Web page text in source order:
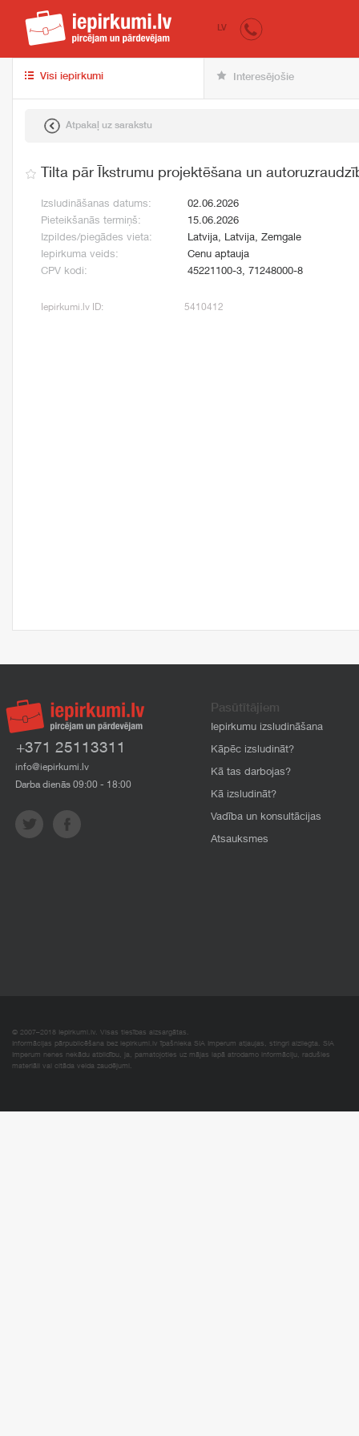
iepirkumi.lv
LV
Visi iepirkumi Interesējošie
Atpakaļ uz sarakstu
Tilta pār Īkstrumu projektēšana un
Izsludināšanas datums:
02.06.2026
Pieteikšanās termiņš:
15.06.2026
Izpildes/piegādes vieta:
Latvija, Latvija, Zemgale
Iepirkuma veids:
Cenu aptauja
CPV kodi:
45221100-3, 71248000-8
Iepirkumi.lv ID: 5410412
+371 25113311
info@iepirkumi.lv
Darba dienās 09:00 - 18:00
Pasūtītājiem
Iepirkumu izsludināšana
Kāpēc izsludināt?
Kā tas darbojas?
Kā izsludināt?
Vadība un konsultācijas
Atsauksmes
© 2007–2018 Iepirkumi.lv. Visas tiesības aizsargātas.
Informācijas pārpublicēšana bez iepirkumi.lv īpašnieka SIA Imperum atļaujas, stingri aizliegta. SIA
Imperum nenes nekādu atbildību, ja, pamatojoties uz mājas lapā atrodamo informāciju, radušies
materiāli vai citāda veida zaudējumi.